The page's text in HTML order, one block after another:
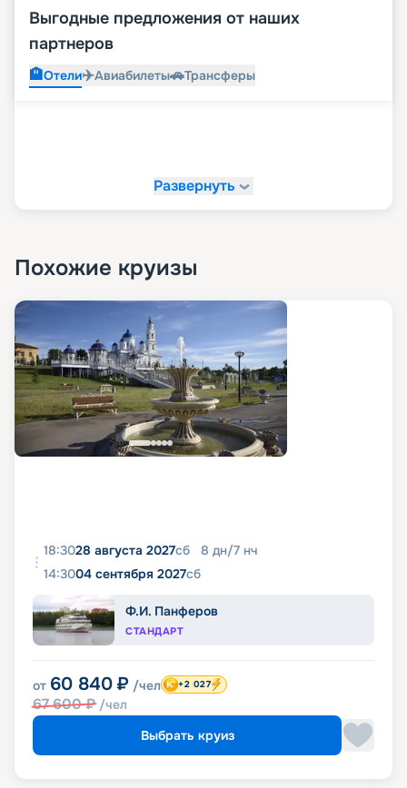
Выгодные предложения от наших
партнеров
🏨Отели✈️Авиабилеты🚗Трансферы
Развернуть
Похожие круизы
18:3028 августа 2027сб 8 дн/7 нч
14:3004 сентября 2027сб
Ф.И. Панферов
СТАНДАРТ
от 60 840 ₽ /чел
67 600₽ /чел
+2 027
Выбрать круиз